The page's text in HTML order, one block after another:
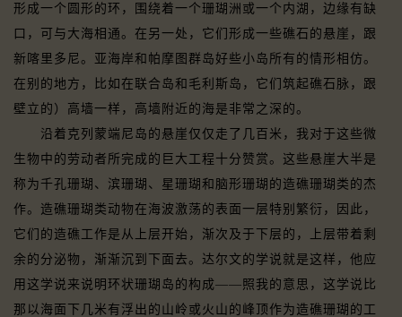
形成一个圆形的环，围绕着一个珊瑚洲或一个内湖，边缘有缺
口，可与大海相通。在另一处，它们形成一些礁石的悬崖，跟
新喀里多尼。亚海岸和帕摩图群岛好些小岛所有的情形相仿。
在别的地方，比如在联合岛和毛利斯岛，它们筑起礁石脉，跟
壁立的）高墙一样，高墙附近的海是非常之深的。
沿着克列蒙端尼岛的悬崖仅仅走了几百米，我对于这些微
生物中的劳动者所完成的巨大工程十分赞赏。这些悬崖大半是
称为千孔珊瑚、滨珊瑚、星珊瑚和脑形珊瑚的造礁珊瑚类的杰
作。造礁珊瑚类动物在海波激荡的表面一层特别繁衍，因此，
它们的造礁工作是从上层开始，渐次及于下层的，上层带着剩
余的分泌物，渐渐沉到下面去。达尔文的学说就是这样，他应
用这学说来说明环状珊瑚岛的构成——照我的意思，这学说比
那以海面下几米有浮出的山岭或火山的峰顶作为造礁珊瑚的工